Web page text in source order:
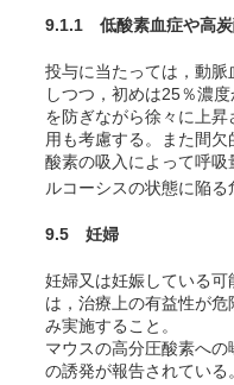
9.1.1 低酸素血症や高炭
投与に当たっては，動
しつつ，初めは25％濃
を防ぎながら徐々に上
用も考慮する。また間
酸素の吸入によって呼
ルコーシスの状態に陥る
9.5 妊婦
妊婦又は妊娠している
は，治療上の有益性が
み実施すること。
マウスの高分圧酸素へ
の誘発が報告されている 。